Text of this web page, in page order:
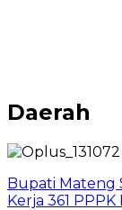
Daerah
Bupati Mateng
Kerja 361